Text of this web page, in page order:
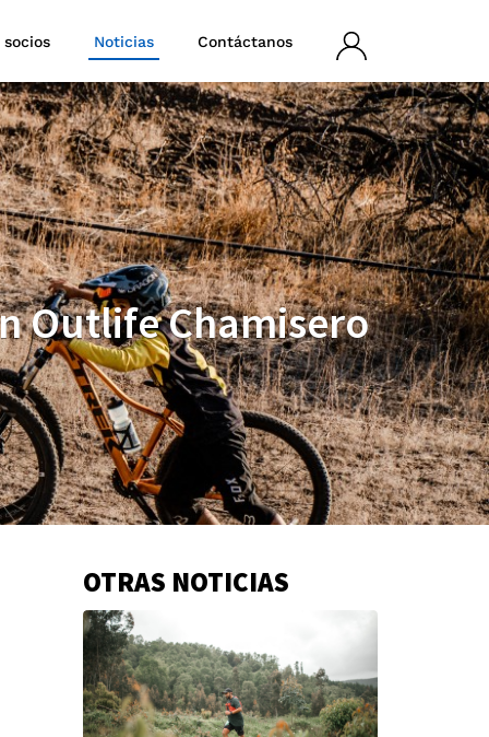
Noticias
Contáctanos
sesión
Outlife Chamisero
Información
adicional
OTRAS NOTICIAS